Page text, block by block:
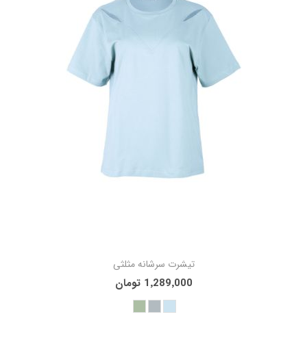
تیشرت سرشانه مثلثی
1٬289٬000 تومان